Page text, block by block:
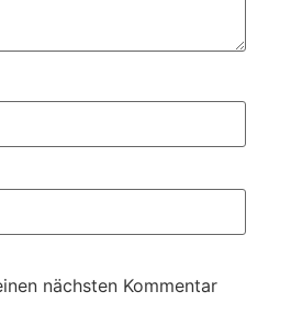
nächsten Kommentar